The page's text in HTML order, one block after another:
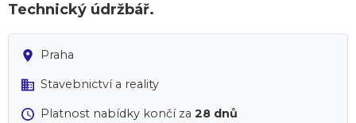
Technický údržbář.
Praha
Stavebnictví a reality
Platnost nabídky končí za 28 dnů